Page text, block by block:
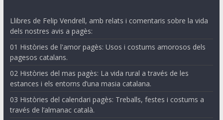
Llibres de Felip Vendrell, amb relats i comentaris sobre la vida
dels nostres avis a pagès:
01 Històries de l'amor pagès: Usos i costums amorosos dels
pagesos catalans.
02 Històries del mas pagès: La vida rural a través de les
estances i els entorns d’una masia catalana.
03 Històries del calendari pagès: Treballs, festes i costums a
través de l’almanac català.